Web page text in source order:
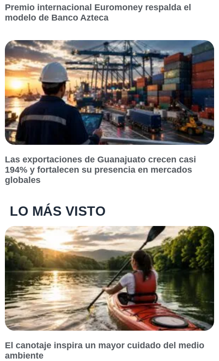
Premio internacional Euromoney respalda el
modelo de Banco Azteca
Las exportaciones de Guanajuato crecen casi
194% y fortalecen su presencia en mercados
globales
LO MÁS VISTO
El canotaje inspira un mayor cuidado del medio
ambiente